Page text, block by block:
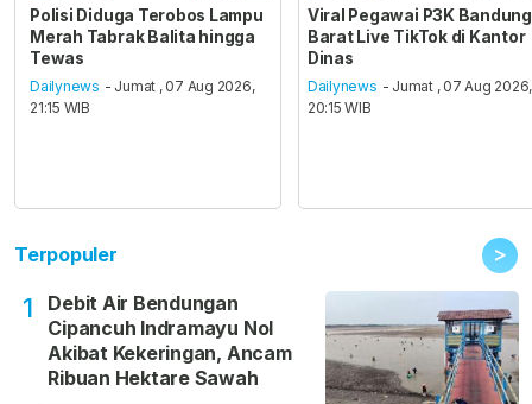
Polisi Diduga Terobos Lampu
Merah Tabrak Balita hingga
Tewas
Dailynews - Jumat , 07 Aug 2026,
21:15 WIB
Viral Pegawai P3K Bandung
Barat Live TikTok di Kantor
Dinas
Dailynews - Jumat , 07 Aug 2026,
20:15 WIB
Terpopuler >
1
Debit Air Bendungan
Cipancuh Indramayu Nol
Akibat Kekeringan, Ancam
Ribuan Hektare Sawah